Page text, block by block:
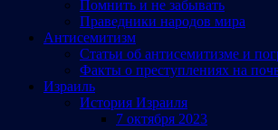
Помнить и не забывать
Праведники народов мира
Антисемитизм
Статьи об антисемитизме и
Факты о преступлениях на
Израиль
История Израиля
7 октября 2023